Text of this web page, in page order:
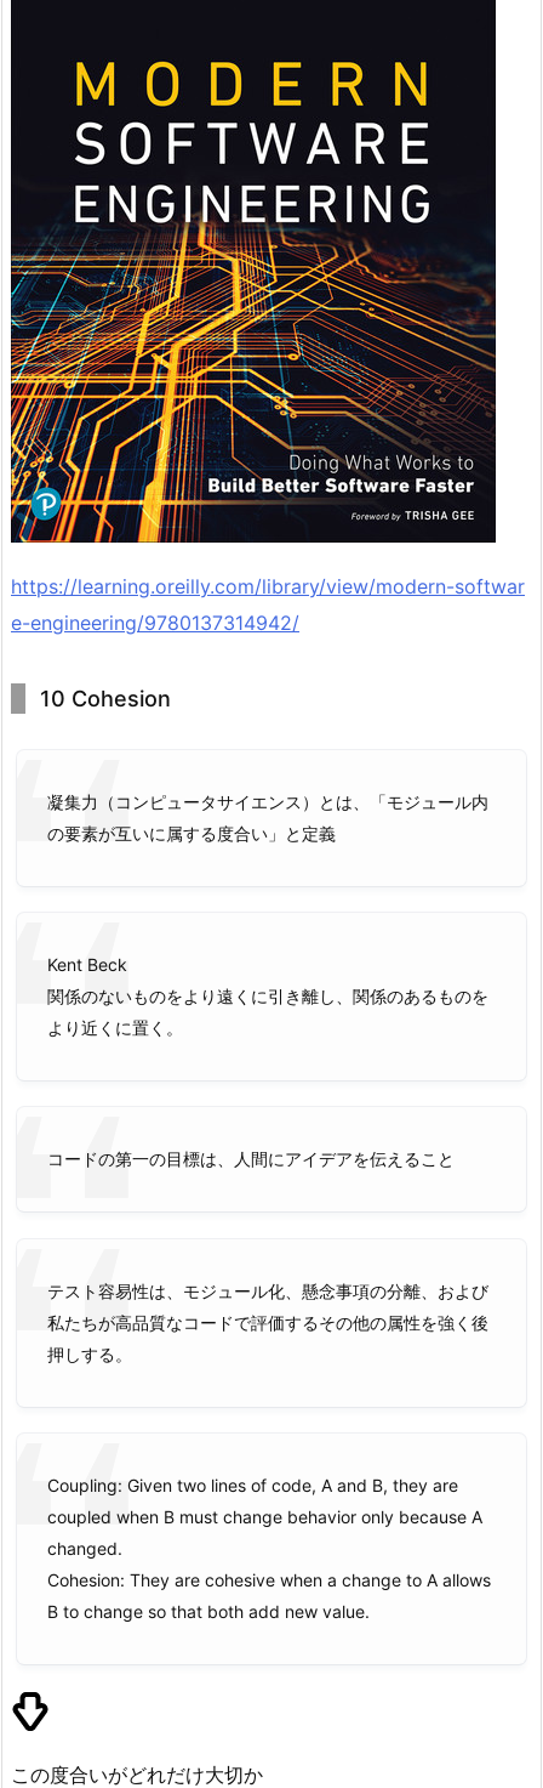
https://learning.oreilly.com/library/view/modern-softwar
e-engineering/9780137314942/
10 Cohesion
凝集力（コンピュータサイエンス）とは、「モジュール内
の要素が互いに属する度合い」と定義
Kent Beck
関係のないものをより遠くに引き離し、関係のあるものを
より近くに置く。
コードの第一の目標は、人間にアイデアを伝えること
テスト容易性は、モジュール化、懸念事項の分離、および
私たちが高品質なコードで評価するその他の属性を強く後
押しする。
Coupling: Given two lines of code, A and B, they are
coupled when B must change behavior only because A
changed.
Cohesion: They are cohesive when a change to A allows
B to change so that both add new value.
この度合いがどれだけ大切か